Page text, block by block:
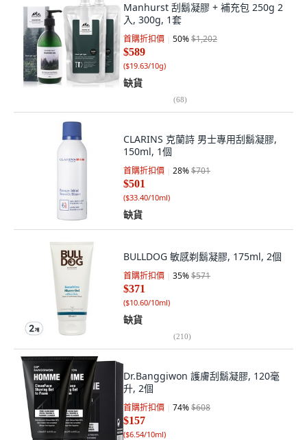
Manhurst 刮鬍凝膠 + 補充包 250g 2
入, 300g, 1套
首購折扣價 50%$1,202
$589
($19.63/10g)
缺貨
(68)
CLARINS 克蘭詩 男士專用刮鬍凝膠,
150ml, 1個
首購折扣價 28%$701
$501
($33.40/10ml)
缺貨
BULLDOG 敏感剃鬍凝膠, 175ml, 2個
首購折扣價 35%$571
$371
($10.60/10ml)
缺貨
(210)
Dr.Banggiwon 護膚刮鬍凝膠, 120毫
升, 2個
首購折扣價 74%$608
$157
($6.54/10ml)